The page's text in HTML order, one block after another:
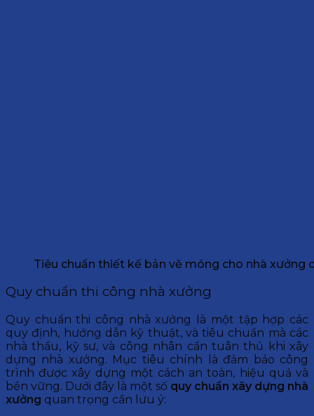
Tiêu chuẩn thiết kế bản vẽ móng cho nhà xưởng
Quy chuẩn thi công nhà xưởng
Quy chuẩn thi công nhà xưởng là một tập hợp các
quy định, hướng dẫn kỹ thuật, và tiêu chuẩn mà các
nhà thầu, kỹ sư, và công nhân cần tuân thủ khi xây
dựng nhà xưởng. Mục tiêu chính là đảm bảo công
trình được xây dựng một cách an toàn, hiệu quả và
bền vững. Dưới đây là một số quy chuẩn xây dựng nhà
xưởng quan trọng cần lưu ý: